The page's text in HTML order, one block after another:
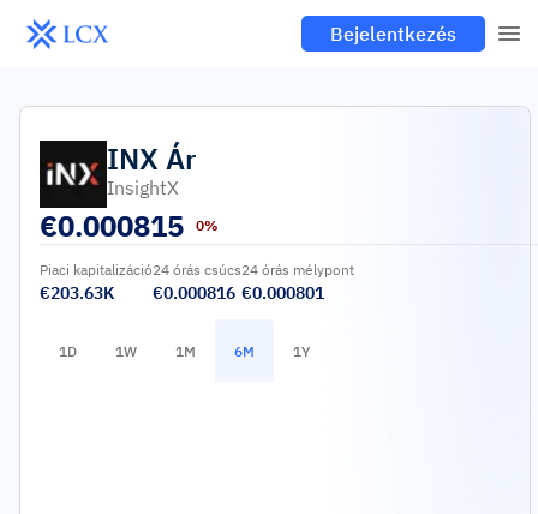
Bejelentkezés
INX Ár
InsightX
€0.000815 0%
Piaci kapitalizáció
€203.63K
24 órás csúcs
€0.000816
24 órás mélypont
€0.000801
1D 1W 1M 6M 1Y